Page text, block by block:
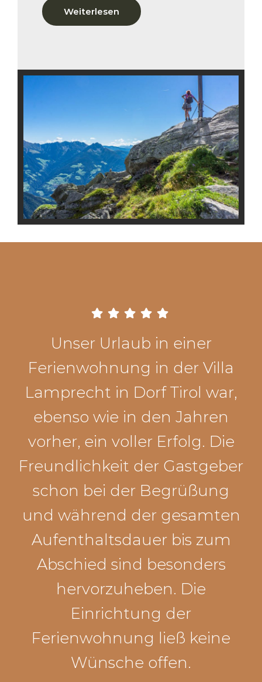
Weiterlesen
Unser Urlaub in einer
Ferienwohnung in der Villa
Lamprecht in Dorf Tirol war,
ebenso wie in den Jahren
vorher, ein voller Erfolg. Die
Freundlichkeit der Gastgeber
schon bei der Begrüßung
und während der gesamten
Aufenthaltsdauer bis zum
Abschied sind besonders
hervorzuheben. Die
Einrichtung der
Ferienwohnung ließ keine
Wünsche offen.